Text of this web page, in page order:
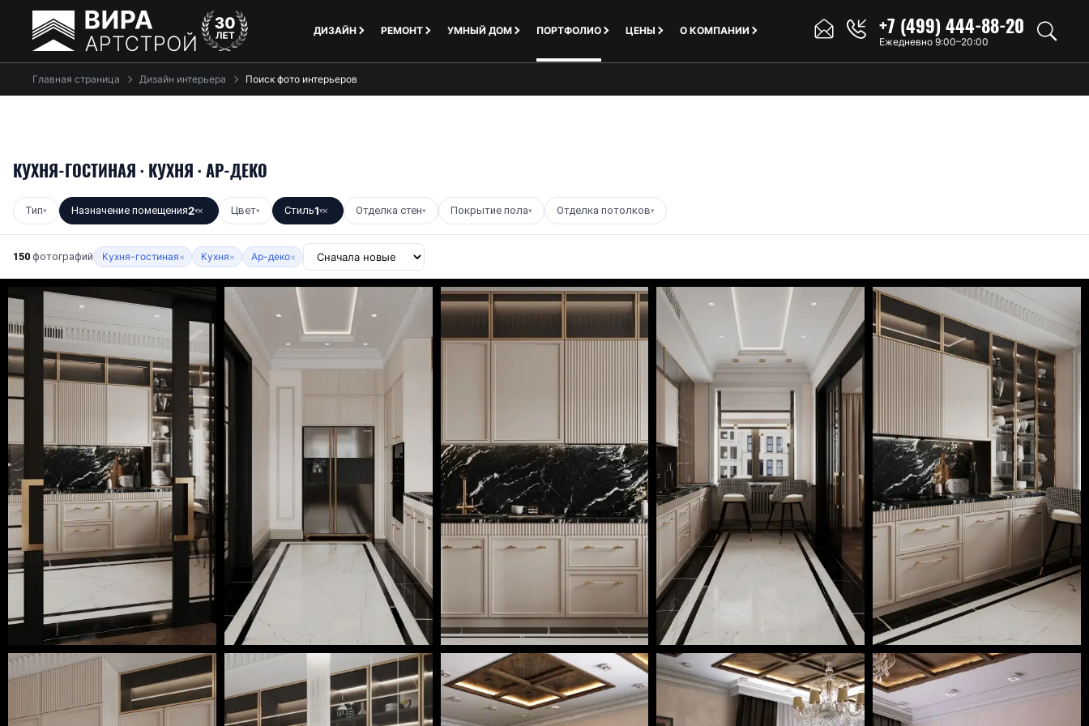
ДИЗАЙН РЕМОНТ УМНЫЙ ДОМ ПОРТФОЛИО ЦЕНЫ О КОМПАНИИ +7 (499) 444-88-20
Ежедневно 9:00–20:00
Главная страница Дизайн интерьера Поиск фото интерьеров
КУХНЯ-ГОСТИНАЯ · КУХНЯ · АР-ДЕКО
Тип▾ Назначение помещения2▾✕ Цвет▾ Стиль1▾✕ Отделка стен▾ Покрытие пола▾ Отделка потолков▾
150 фотографий Кухня-гостиная× Кухня× Ар-деко×